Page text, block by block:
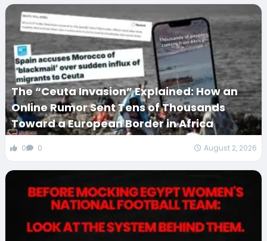
The “Ceuta Invasion” Explained: How an
Online Rumor Sent Tens of Thousands
Toward a European Border in Africa
0 0 August 2, 2026